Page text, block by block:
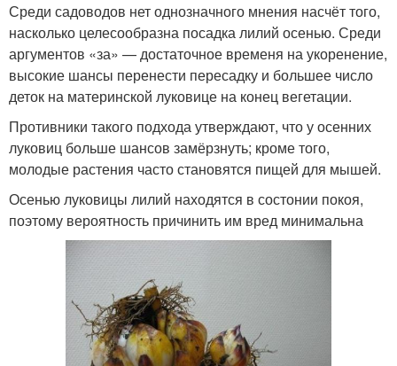
Среди садоводов нет однозначного мнения насчёт того,
насколько целесообразна посадка лилий осенью. Среди
аргументов «за» — достаточное временя на укоренение,
высокие шансы перенести пересадку и большее число
деток на материнской луковице на конец вегетации.
Противники такого подхода утверждают, что у осенних
луковиц больше шансов замёрзнуть; кроме того,
молодые растения часто становятся пищей для мышей.
Осенью луковицы лилий находятся в состонии покоя,
поэтому вероятность причинить им вред минимальна